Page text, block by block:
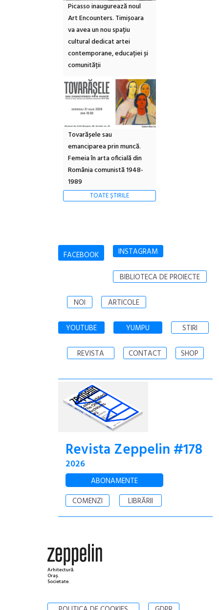
Picasso inaugurează noul
Art Encounters. Timișoara
va avea un nou spațiu
cultural dedicat artei
contemporane, educației și
comunității
Tovarășele sau
emanciparea prin muncă.
Femeia în arta oficială din
România comunistă 1948-
1989
TOATE ȘTIRILE
FACEBOOK INSTAGRAM
BIBLIOTECA DE PROIECTE
NOI ARTICOLE
YOUTUBE YUMPU STIRI
REVISTA CONTACT SHOP
Revista Zeppelin #178
2026
ABONAMENTE
COMENZI
LIBRĂRII
Arhitectură.
Oraș.
Societate.